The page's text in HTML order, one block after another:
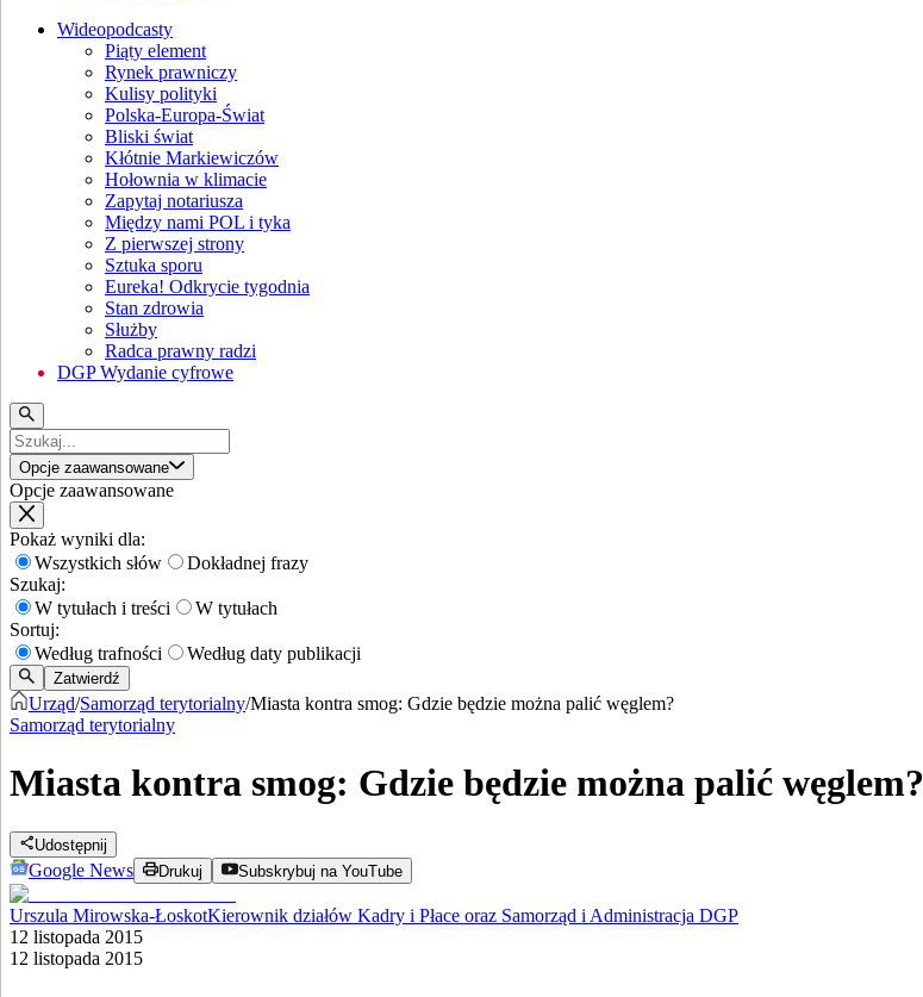
Wideopodcasty
Piąty element
Rynek prawniczy
Kulisy polityki
Polska-Europa-Świat
Bliski świat
Kłótnie Markiewiczów
Hołownia w klimacie
Zapytaj notariusza
Między nami POL i tyka
Z pierwszej strony
Sztuka sporu
Eureka! Odkrycie tygodnia
Stan zdrowia
Służby
Radca prawny radzi
DGP Wydanie cyfrowe
Opcje zaawansowane
Opcje zaawansowane
Pokaż wyniki dla:
Wszystkich słów
Dokładnej frazy
Szukaj:
W tytułach i treści
W tytułach
Sortuj:
Według trafności
Według daty publikacji
Zatwierdź
Urząd/Samorząd terytorialny/Miasta kontra smog: Gdzie będzie można palić węglem?
Samorząd terytorialny
Miasta kontra smog: Gdzie będzie można palić węglem?
Udostępnij
Google News Drukuj Subskrybuj na YouTube
Urszula Mirowska-ŁoskotKierownik działów Kadry i Płace oraz Samorząd i Administracja DGP
12 listopada 2015
12 listopada 2015